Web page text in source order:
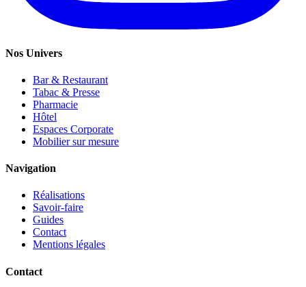
Nos Univers
Bar & Restaurant
Tabac & Presse
Pharmacie
Hôtel
Espaces Corporate
Mobilier sur mesure
Navigation
Réalisations
Savoir-faire
Guides
Contact
Mentions légales
Contact